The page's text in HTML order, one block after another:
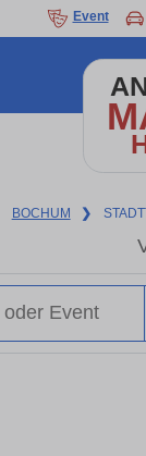
Event
BOCHUM ❯